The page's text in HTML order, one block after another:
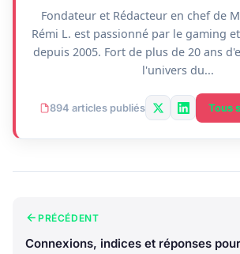
Fondateur et Rédacteur en chef de
Rémi L. est passionné par le gaming
depuis 2005. Fort de plus de 20 ans
l'univers du...
894 articles publiés Tous
PRÉCÉDENT
Connexions, indices et réponses